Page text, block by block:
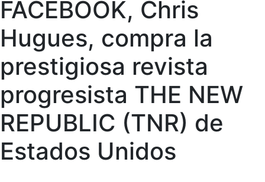
FACEBOOK, Chris
Hugues, compra la
prestigiosa revista
progresista THE NEW
REPUBLIC (TNR) de
Estados Unidos